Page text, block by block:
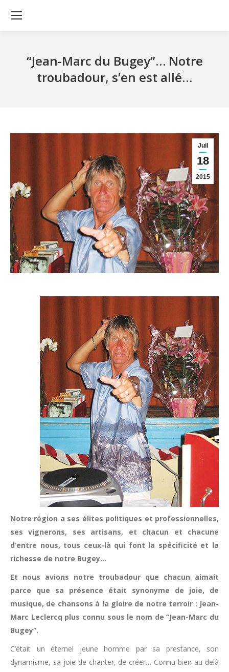
“Jean-Marc du Bugey”… Notre
troubadour, s’en est allé…
Juil
18
2015
Notre région a ses élites politiques et professionnelles,
ses vignerons, ses artisans, et chacun et chacune
d’entre nous, tous ceux-là qui font la spécificité et la
richesse de notre Bugey…
Et nous avions notre troubadour que chacun aimait
parce que sa présence était synonyme de joie, de
musique, de chansons à la gloire de notre terroir : Jean-
Marc Leclercq plus connu sous le nom de “Jean-Marc du
Bugey”.
C’était un éternel jeune homme par sa prestance, son
dynamisme, sa joie de chanter, de créer… Connu bien au delà